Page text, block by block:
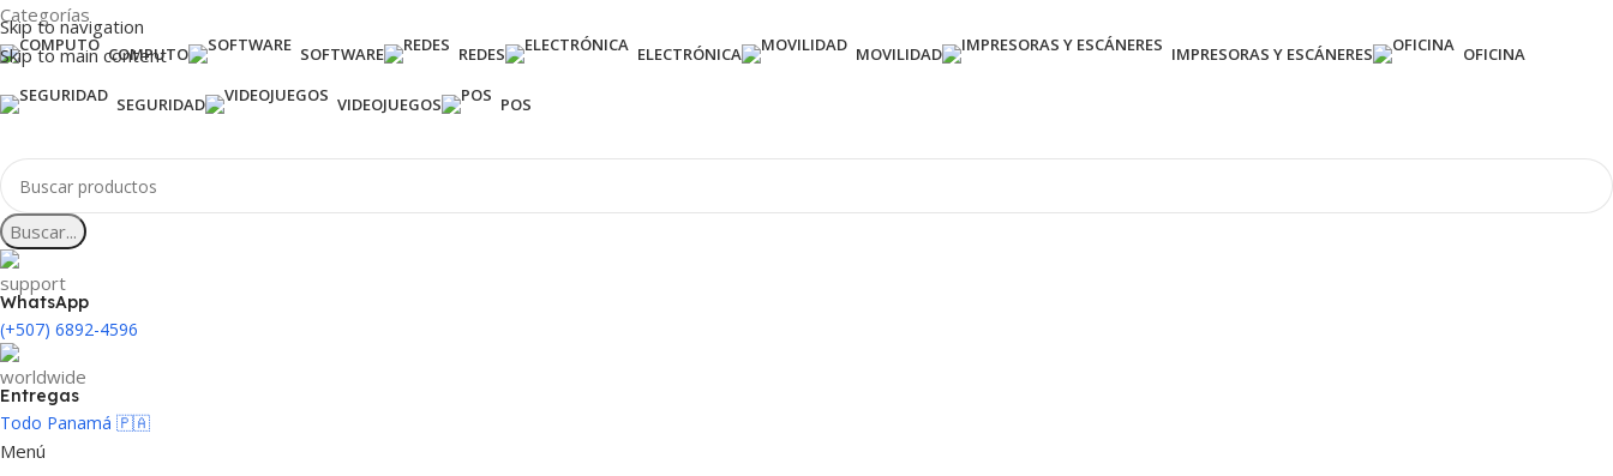
Skip to navigation
Skip to main content
Categorías
COMPUTO SOFTWARE REDES ELECTRÓNICA MOVILIDAD IMPRESORAS Y ESCÁNERES OFICINA
SEGURIDAD VIDEOJUEGOS POS
Buscar...
WhatsApp
(+507) 6892-4596
Entregas
Todo Panamá 🇵🇦
Menú